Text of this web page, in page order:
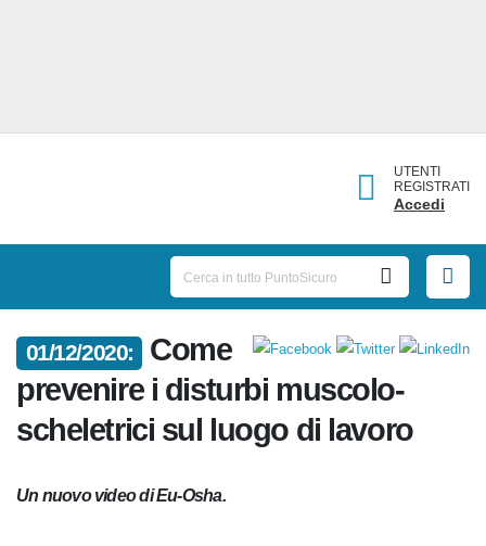
UTENTI
REGISTRATI
Accedi
01/12/2020:
Come
prevenire i disturbi muscolo-
scheletrici sul luogo di lavoro
Un nuovo video di Eu-Osha.